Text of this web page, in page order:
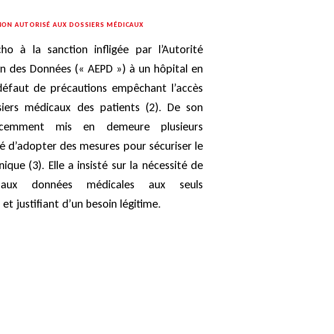
AUTORISÉ AUX DOSSIERS MÉDICAUX
à la sanction infligée par l’Autorité
des Données (« AEPD ») à un hôpital en
de précautions empêchant l’accès
médicaux des patients (2). De son
mis en demeure plusieurs
d’adopter des mesures pour sécuriser le
(3). Elle a insisté sur la nécessité de
données médicales aux seuls
justifiant d’un besoin légitime.